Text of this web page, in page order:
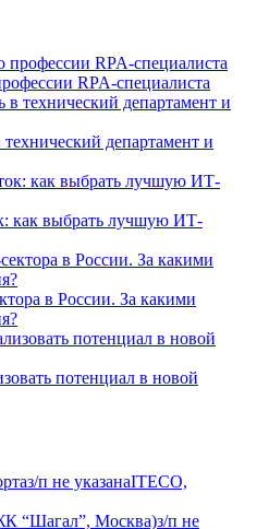
RPA-специалиста
департамент и
как выбрать лучшую ИТ-
в России. За какими
потенциал в новой
з/п не указанаITECO,
“Шагал”, Москва)з/п не